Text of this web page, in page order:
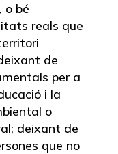
o bé
reals que
de
per a
i la
o
deixant de
que no